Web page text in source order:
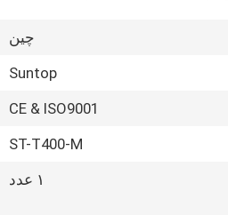
چین
Suntop
CE & ISO9001
ST-T400-M
۱ عدد